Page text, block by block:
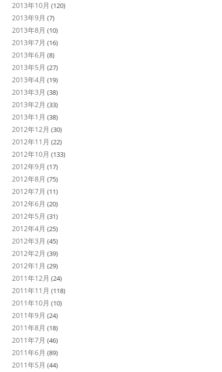
2013年10月 (120)
2013年9月 (7)
2013年8月 (10)
2013年7月 (16)
2013年6月 (8)
2013年5月 (27)
2013年4月 (19)
2013年3月 (38)
2013年2月 (33)
2013年1月 (38)
2012年12月 (30)
2012年11月 (22)
2012年10月 (133)
2012年9月 (17)
2012年8月 (75)
2012年7月 (11)
2012年6月 (20)
2012年5月 (31)
2012年4月 (25)
2012年3月 (45)
2012年2月 (39)
2012年1月 (29)
2011年12月 (24)
2011年11月 (118)
2011年10月 (10)
2011年9月 (24)
2011年8月 (18)
2011年7月 (46)
2011年6月 (89)
2011年5月 (44)